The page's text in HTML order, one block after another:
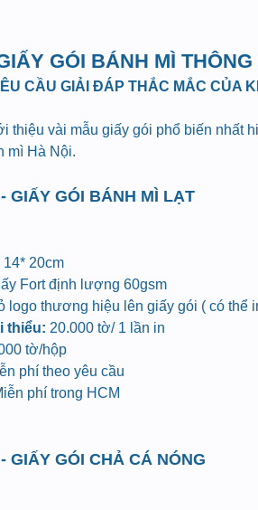
GÓI BÁNH MÌ THÔNG
CẦU GIẢI ĐÁP THẮC MẮC CỦA
thiệu vài mẫu giấy gói phổ biến nhất
mì Hà Nội.
GIẤY GÓI BÁNH MÌ LẠT
14* 20cm
Fort định lượng 60gsm
logo thương hiệu lên giấy gói ( có thể
thiểu: 20.000 tờ/ 1 lần in
tờ/hộp
phí theo yêu cầu
phí trong HCM
GIẤY GÓI CHẢ CÁ NÓNG